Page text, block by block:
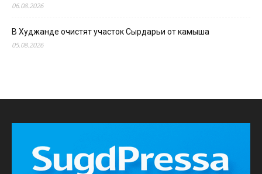
06.08.2026
В Худжанде очистят участок Сырдарьи от камыша
05.08.2026